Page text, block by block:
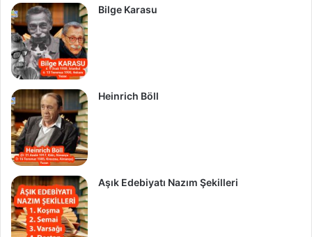
Bilge Karasu
Heinrich Böll
Aşık Edebiyatı Nazım Şekilleri